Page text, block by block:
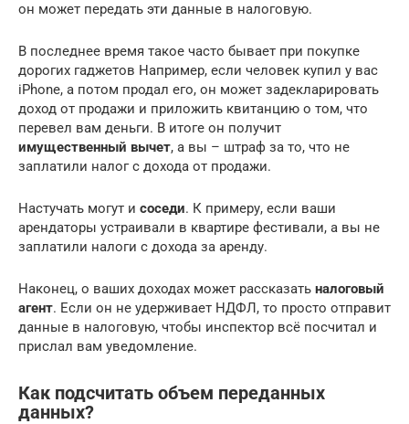
он может передать эти данные в налоговую.
В последнее время такое часто бывает при покупке
дорогих гаджетов Например, если человек купил у вас
iPhone, а потом продал его, он может задекларировать
доход от продажи и приложить квитанцию о том, что
перевел вам деньги. В итоге он получит
имущественный вычет, а вы – штраф за то, что не
заплатили налог с дохода от продажи.
Настучать могут и соседи. К примеру, если ваши
арендаторы устраивали в квартире фестивали, а вы не
заплатили налоги с дохода за аренду.
Наконец, о ваших доходах может рассказать налоговый
агент. Если он не удерживает НДФЛ, то просто отправит
данные в налоговую, чтобы инспектор всё посчитал и
прислал вам уведомление.
Как подсчитать объем переданных
данных?